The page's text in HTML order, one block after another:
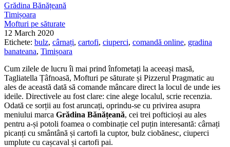
Grădina Bănățeană
Timișoara
Mofturi pe săturate
12 March 2020
Etichete: bulz, cârnați, cartofi, ciuperci, comandă online, gradina
banateana, Timișoara
Cum zilele de lucru îi mai prind înfometați la aceeași masă,
Tagliatella Țâfnoasă, Mofturi pe săturate și Pizzerul Pragmatic au
ales de această dată să comande mâncare direct la locul de unde ies
ideile. Directivele au fost clare: cine alege localul, scrie recenzia.
Odată ce sorții au fost aruncați, oprindu-se cu privirea asupra
meniului marca Grădina Bănățeană, cei trei pofticioși au ales
pentru a-și potoli foamea o combinație cel puțin interesantă: cârnați
picanți cu smântână și cartofi la cuptor, bulz ciobănesc, ciuperci
umplute cu cașcaval și cartofi pai.